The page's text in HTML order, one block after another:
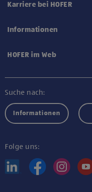
Karriere bei HOFER
Informationen
HOFER im Web
Suche nach:
Informationen
Folge uns: